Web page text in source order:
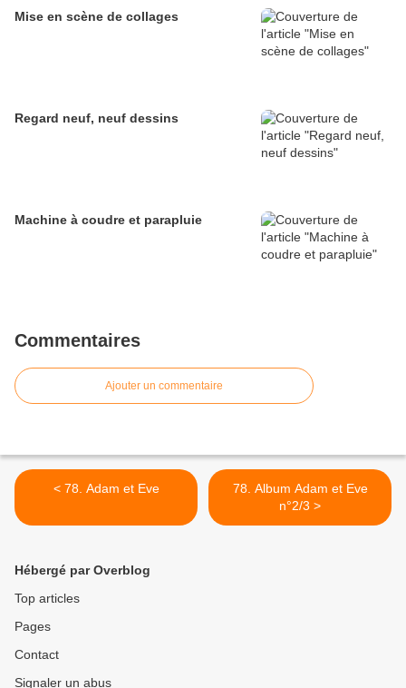
Mise en scène de collages
Regard neuf, neuf dessins
Machine à coudre et parapluie
Commentaires
Ajouter un commentaire
< 78. Adam et Eve
78. Album Adam et Eve
n°2/3 >
Hébergé par Overblog
Top articles
Pages
Contact
Signaler un abus